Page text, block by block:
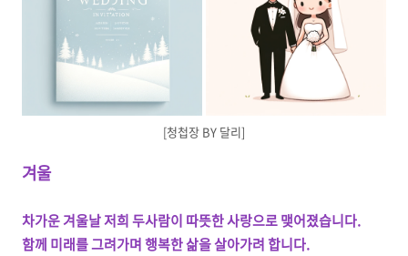
[청첩장 BY 달리]
겨울
차가운 겨울날 저희 두사람이 따뜻한 사랑으로 맺어졌습니다.
함께 미래를 그려가며 행복한 삶을 살아가려 합니다.